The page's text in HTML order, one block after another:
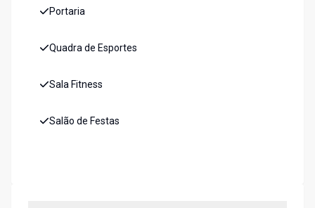
Portaria
Quadra de Esportes
Sala Fitness
Salão de Festas